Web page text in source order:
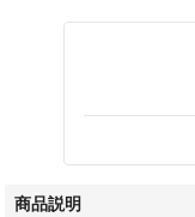
商品説明